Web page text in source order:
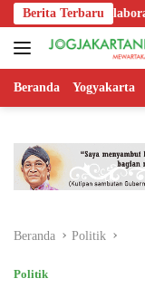
Langsung
ke
konten
Berita Terbaru
Kolaborasi dengan
Beranda Yogyakarta
Beranda Politik
Politik